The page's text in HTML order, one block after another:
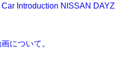
Introduction NISSAN DAYZ
について。